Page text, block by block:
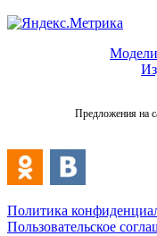
Предложения на
Политика
Пользовательское